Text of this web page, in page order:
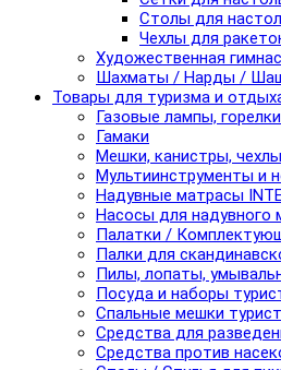
Столы для
Чехлы для
Художественная
Шахматы / Нарды /
Товары для туризма и
Газовые лампы,
Гамаки
Мешки, канистры,
Мультиинструменты и
Надувные матрасы
Насосы для надувного
Палатки /
Палки для
Пилы, лопаты,
Посуда и наборы
Спальные мешки
Средства для
Средства против